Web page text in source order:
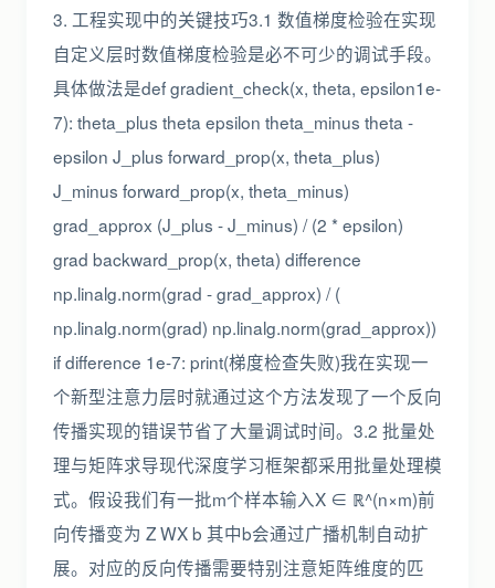
3. 工程实现中的关键技巧3.1 数值梯度检验在实现
自定义层时数值梯度检验是必不可少的调试手段。
具体做法是def gradient_check(x, theta, epsilon1e-
7): theta_plus theta epsilon theta_minus theta -
epsilon J_plus forward_prop(x, theta_plus)
J_minus forward_prop(x, theta_minus)
grad_approx (J_plus - J_minus) / (2 * epsilon)
grad backward_prop(x, theta) difference
np.linalg.norm(grad - grad_approx) / (
np.linalg.norm(grad) np.linalg.norm(grad_approx))
if difference 1e-7: print(梯度检查失败)我在实现一
个新型注意力层时就通过这个方法发现了一个反向
传播实现的错误节省了大量调试时间。3.2 批量处
理与矩阵求导现代深度学习框架都采用批量处理模
式。假设我们有一批m个样本输入X ∈ ℝ^(n×m)前
向传播变为 Z WX b 其中b会通过广播机制自动扩
展。对应的反向传播需要特别注意矩阵维度的匹